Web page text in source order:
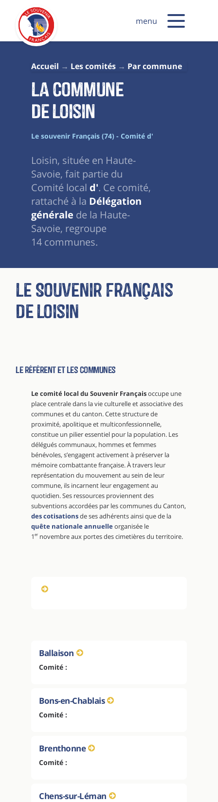
menu
Accueil Les comités Par commune
La commune
de Loisin
Le souvenir Français (74) - Comité d'
Loisin, située en Haute-
Savoie, fait partie du
Comité local d'. Ce comité,
rattaché à la Délégation
générale de la Haute-
Savoie, regroupe
14 communes.
Le Souvenir Français
de Loisin
Le référent et les communes
Le comité local du Souvenir Françaisoccupe une
place centrale dans la vie culturelle et associative des
communes et du canton. Cette structure de
proximité, apolitique et multiconfessionnelle,
constitue un pilier essentiel pour la population. Les
délégués communaux, hommes et femmes
bénévoles, s’engagent activement à préserver la
mémoire combattante française. À travers leur
représentation du mouvement au sein de leur
commune, ils incarnent leur engagement au
quotidien. Ses ressources proviennent des
subventions accordées par les communes du Canton,
des cotisationsde ses adhérents ainsi que de la
quête nationale annuelleorganisée le
1 er novembre aux portes des cimetières du territoire.
Ballaison
Comité :
Bons-en-Chablais
Comité :
Brenthonne
Comité :
Chens-sur-Léman